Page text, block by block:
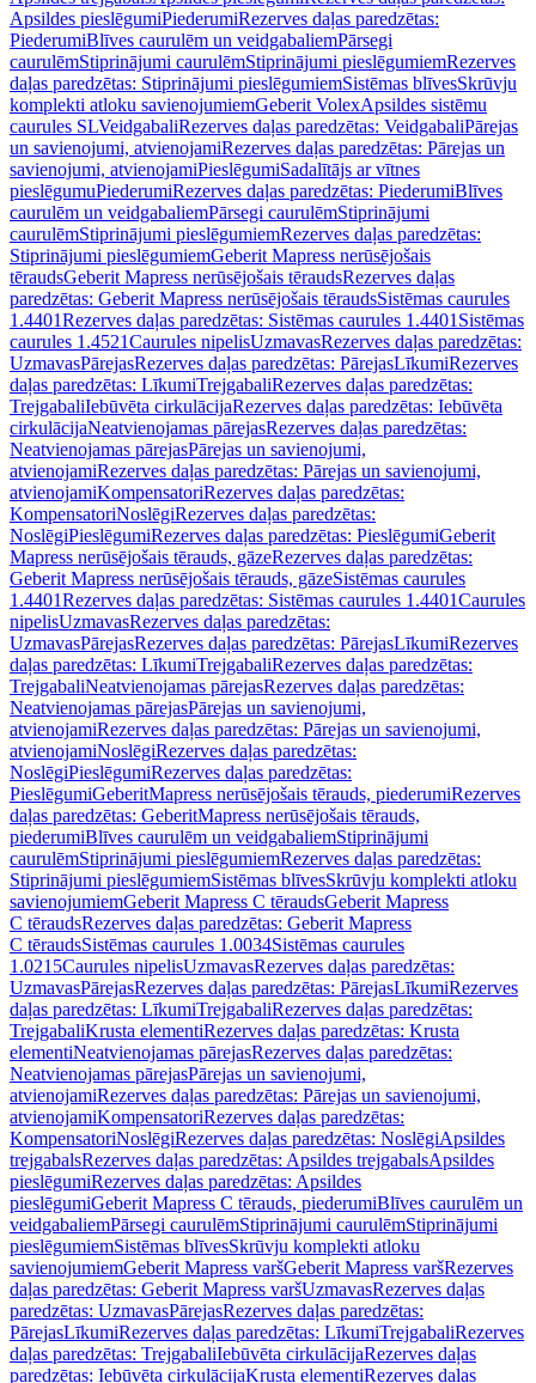
Apsildes pieslēgumiPiederumiRezerves daļas paredzētas:
PiederumiBlīves caurulēm un veidgabaliemPārsegi
caurulēmStiprinājumi caurulēmStiprinājumi pieslēgumiemRezerves
daļas paredzētas: Stiprinājumi pieslēgumiemSistēmas blīvesSkrūvju
komplekti atloku savienojumiemGeberit VolexApsildes sistēmu
caurules SLVeidgabaliRezerves daļas paredzētas: VeidgabaliPārejas
un savienojumi, atvienojamiRezerves daļas paredzētas: Pārejas un
savienojumi, atvienojamiPieslēgumiSadalītājs ar vītnes
pieslēgumuPiederumiRezerves daļas paredzētas: PiederumiBlīves
caurulēm un veidgabaliemPārsegi caurulēmStiprinājumi
caurulēmStiprinājumi pieslēgumiemRezerves daļas paredzētas:
Stiprinājumi pieslēgumiemGeberit Mapress nerūsējošais
tēraudsGeberit Mapress nerūsējošais tēraudsRezerves daļas
paredzētas: Geberit Mapress nerūsējošais tēraudsSistēmas caurules
1.4401Rezerves daļas paredzētas: Sistēmas caurules 1.4401 Sistēmas
caurules 1.4521Caurules nipelisUzmavasRezerves daļas paredzētas:
UzmavasPārejasRezerves daļas paredzētas: PārejasLīkumiRezerves
daļas paredzētas: LīkumiTrejgabaliRezerves daļas paredzētas:
TrejgabaliIebūvēta cirkulācijaRezerves daļas paredzētas: Iebūvēta
cirkulācijaNeatvienojamas pārejasRezerves daļas paredzētas:
Neatvienojamas pārejasPārejas un savienojumi,
atvienojamiRezerves daļas paredzētas: Pārejas un savienojumi,
atvienojamiKompensatoriRezerves daļas paredzētas:
KompensatoriNoslēgiRezerves daļas paredzētas:
NoslēgiPieslēgumiRezerves daļas paredzētas: PieslēgumiGeberit
Mapress nerūsējošais tērauds, gāzeRezerves daļas paredzētas:
Geberit Mapress nerūsējošais tērauds, gāzeSistēmas caurules
1.4401Rezerves daļas paredzētas: Sistēmas caurules 1.4401Caurules
nipelisUzmavasRezerves daļas paredzētas:
UzmavasPārejasRezerves daļas paredzētas: PārejasLīkumiRezerves
daļas paredzētas: LīkumiTrejgabaliRezerves daļas paredzētas:
TrejgabaliNeatvienojamas pārejasRezerves daļas paredzētas:
Neatvienojamas pārejasPārejas un savienojumi,
atvienojamiRezerves daļas paredzētas: Pārejas un savienojumi,
atvienojamiNoslēgiRezerves daļas paredzētas:
NoslēgiPieslēgumiRezerves daļas paredzētas:
PieslēgumiGeberitMapress nerūsējošais tērauds, piederumiRezerves
daļas paredzētas: GeberitMapress nerūsējošais tērauds,
piederumiBlīves caurulēm un veidgabaliemStiprinājumi
caurulēmStiprinājumi pieslēgumiemRezerves daļas paredzētas:
Stiprinājumi pieslēgumiemSistēmas blīvesSkrūvju komplekti atloku
savienojumiemGeberit Mapress C tēraudsGeberit Mapress
C tēraudsRezerves daļas paredzētas: Geberit Mapress
C tēraudsSistēmas caurules 1.0034Sistēmas caurules
1.0215Caurules nipelisUzmavasRezerves daļas paredzētas:
UzmavasPārejasRezerves daļas paredzētas: PārejasLīkumiRezerves
daļas paredzētas: LīkumiTrejgabaliRezerves daļas paredzētas:
TrejgabaliKrusta elementiRezerves daļas paredzētas: Krusta
elementiNeatvienojamas pārejasRezerves daļas paredzētas:
Neatvienojamas pārejasPārejas un savienojumi,
atvienojamiRezerves daļas paredzētas: Pārejas un savienojumi,
atvienojamiKompensatoriRezerves daļas paredzētas:
KompensatoriNoslēgiRezerves daļas paredzētas: NoslēgiApsildes
trejgabalsRezerves daļas paredzētas: Apsildes trejgabalsApsildes
pieslēgumiRezerves daļas paredzētas: Apsildes
pieslēgumiGeberit Mapress C tērauds, piederumiBlīves caurulēm un
veidgabaliemPārsegi caurulēmStiprinājumi caurulēmStiprinājumi
pieslēgumiemSistēmas blīvesSkrūvju komplekti atloku
savienojumiemGeberit Mapress varšGeberit Mapress varšRezerves
daļas paredzētas: Geberit Mapress varšUzmavasRezerves daļas
paredzētas: UzmavasPārejasRezerves daļas paredzētas:
PārejasLīkumiRezerves daļas paredzētas: LīkumiTrejgabaliRezerves
daļas paredzētas: TrejgabaliIebūvēta cirkulācijaRezerves daļas
paredzētas: Iebūvēta cirkulācijaKrusta elementiRezerves daļas